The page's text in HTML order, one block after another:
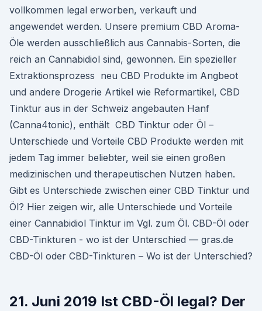
vollkommen legal erworben, verkauft und
angewendet werden. Unsere premium CBD Aroma-
Öle werden ausschließlich aus Cannabis-Sorten, die
reich an Cannabidiol sind, gewonnen. Ein spezieller
Extraktionsprozess neu CBD Produkte im Angbeot
und andere Drogerie Artikel wie Reformartikel, CBD
Tinktur aus in der Schweiz angebauten Hanf
(Canna4tonic), enthält CBD Tinktur oder Öl –
Unterschiede und Vorteile CBD Produkte werden mit
jedem Tag immer beliebter, weil sie einen großen
medizinischen und therapeutischen Nutzen haben.
Gibt es Unterschiede zwischen einer CBD Tinktur und
Öl? Hier zeigen wir, alle Unterschiede und Vorteile
einer Cannabidiol Tinktur im Vgl. zum Öl. CBD-Öl oder
CBD-Tinkturen - wo ist der Unterschied — gras.de
CBD-Öl oder CBD-Tinkturen – Wo ist der Unterschied?
21. Juni 2019 Ist CBD-Öl legal? Der